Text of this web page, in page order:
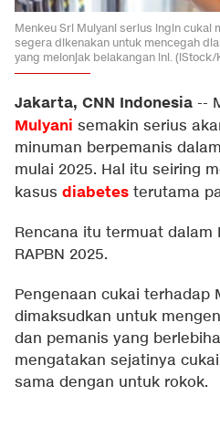
Menkeu Sri Mulyani serius ingin cukai
segera dikenakan untuk mencegah
yang melonjak belakangan ini. (iStock/
Jakarta, CNN Indonesia --
Mulyani semakin serius
minuman berpemanis
mulai 2025. Hal itu seiring
kasus diabetes terutama
Rencana itu termuat dalam
RAPBN 2025.
Pengenaan cukai terhadap
dimaksudkan untuk
dan pemanis yang
mengatakan sejatinya
sama dengan untuk rokok.